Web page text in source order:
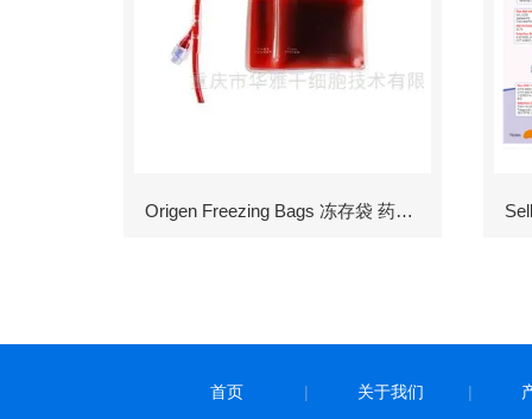
Origen Freezing Bags 冻存袋 药包材
首页 | 关于我们 |